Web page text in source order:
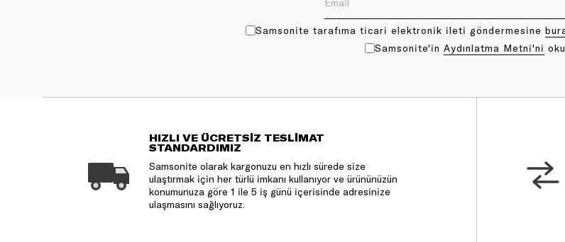
Samsonite tarafıma ticari elektronik ileti göndermesine bu
Samsonite'in Aydınlatma Metni'ni
HIZLI VE ÜCRETSİZ TESLİMAT
STANDARDIMIZ
Samsonite olarak kargonuzu en hızlı sürede size
ulaştırmak için her türlü imkanı kullanıyor ve ürününüzün
konumunuza göre 1 ile 5 iş günü içerisinde adresinize
ulaşmasını sağlıyoruz.